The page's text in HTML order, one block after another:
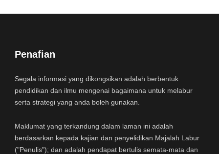
Penafian
Segala informasi yang dikongsikan adalah berbentuk
pendidikan dan ilmu mengenai bagaimana untuk melabur
serta strategi yang anda boleh gunakan.
Maklumat yang terkandung dalam laman ini adalah
berdasarkan kepada kajian dan penyelidikan Majalah Labur
("Penulis"); dan adalah pendapat bertulis semata-mata dan